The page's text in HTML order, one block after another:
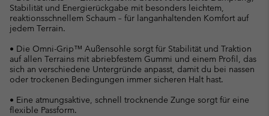
Stabilität und Energierückgabe mit besonders leichtem,
reaktionsschnellem Schaum – für langanhaltenden Komfort auf
jedem Terrain.
• Die Omni-Grip™ Außensohle sorgt für Stabilität und Traktion
auf allen Terrains mit abriebfestem Gummi und einem Profil, das
sich an verschiedene Untergründe anpasst, damit du bei nassen
oder trockenen Bedingungen immer sicheren Halt hast.
• Eine atmungsaktive, schnell trocknende Zunge sorgt für eine
flexible Passform.